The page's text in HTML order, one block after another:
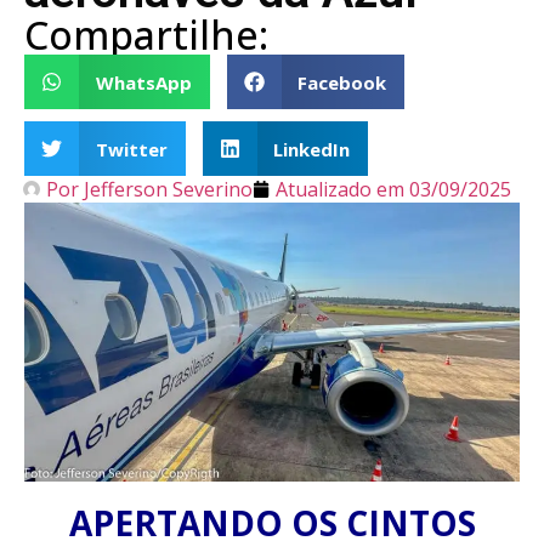
Compartilhe:
WhatsApp Facebook
Twitter LinkedIn
Por Jefferson Severino Atualizado em 03/09/2025
APERTANDO OS CINTOS